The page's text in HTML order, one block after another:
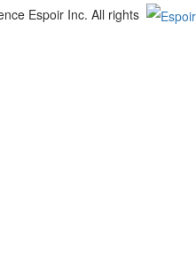
Espoir Inc. All rights